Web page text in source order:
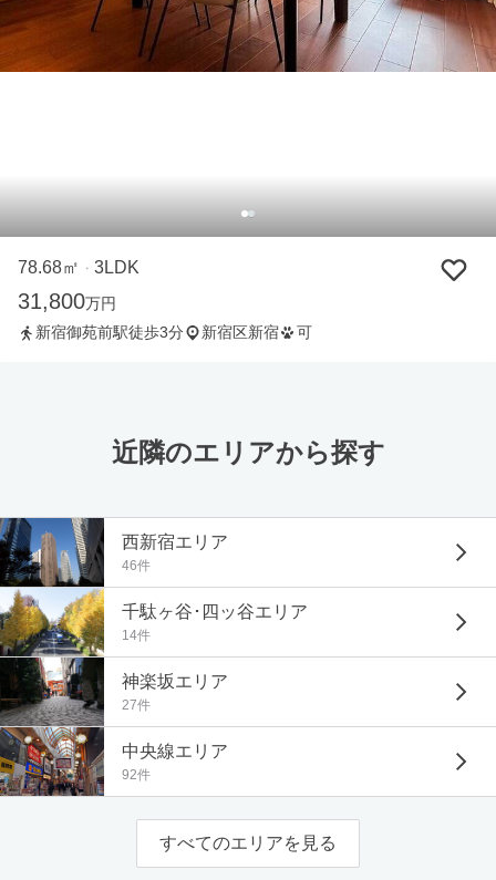
78.68㎡ ・ 3LDK
31,800万円
新宿御苑前駅徒歩3分
新宿区新宿 可
近隣のエリアから探す
西新宿エリア
46件
千駄ヶ谷･四ッ谷エリア
14件
神楽坂エリア
27件
中央線エリア
92件
すべてのエリアを見る